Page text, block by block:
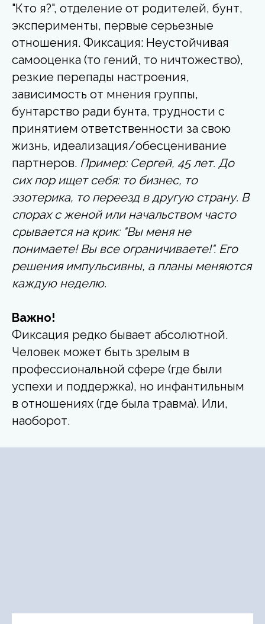
"Кто я?", отделение от родителей, бунт,
эксперименты, первые серьезные
отношения. Фиксация: Неустойчивая
самооценка (то гений, то ничтожество),
резкие перепады настроения,
зависимость от мнения группы,
бунтарство ради бунта, трудности с
принятием ответственности за свою
жизнь, идеализация/обесценивание
партнеров. Пример: Сергей, 45 лет. До
сих пор ищет себя: то бизнес, то
эзотерика, то переезд в другую страну. В
спорах с женой или начальством часто
срывается на крик: "Вы меня не
понимаете! Вы все ограничиваете!". Его
решения импульсивны, а планы меняются
каждую неделю.
Важно!
Фиксация редко бывает абсолютной.
Человек может быть зрелым в
профессиональной сфере (где были
успехи и поддержка), но инфантильным
в отношениях (где была травма). Или,
наоборот.